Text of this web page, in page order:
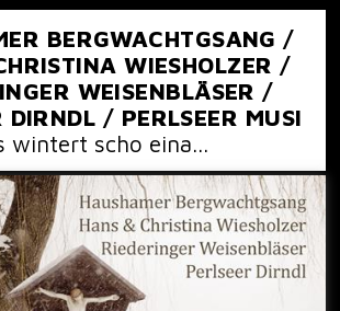
BERGWACHTGSANG /
WIESHOLZER /
WEISENBLÄSER /
DIRNDL / PERLSEER MUSI
wintert scho eina...